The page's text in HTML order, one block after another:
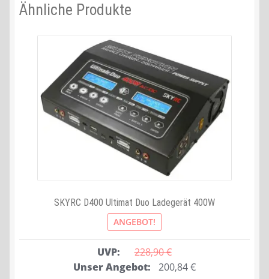
Ähnliche Produkte
SKYRC D400 Ultimat Duo Ladegerät 400W
ANGEBOT!
UVP: 228,90 €
Ursprünglicher
Unser Angebot: 200,84€Aktueller